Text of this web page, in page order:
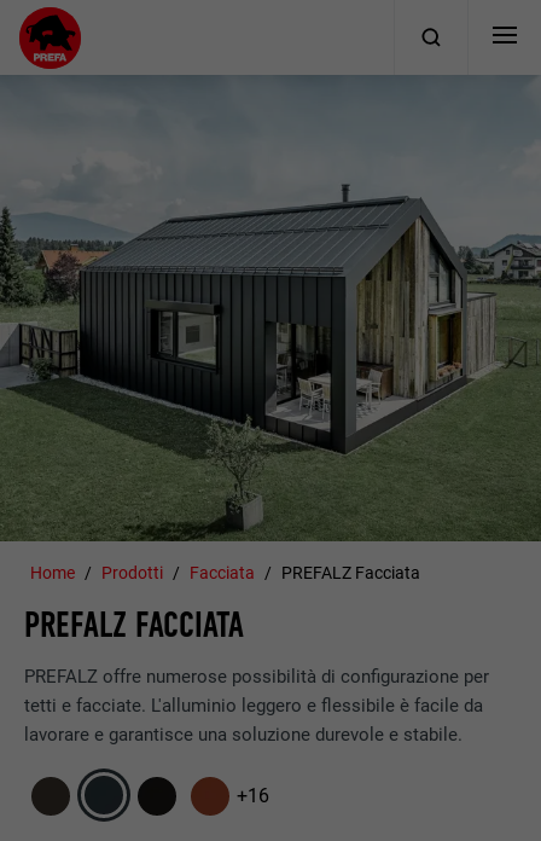
Home Prodotti Facciata PREFALZ Facciata
PREFALZ FACCIATA
PREFALZ offre numerose possibilità di configurazione per
tetti e facciate. L'alluminio leggero e flessibile è facile da
lavorare e garantisce una soluzione durevole e stabile.
+16